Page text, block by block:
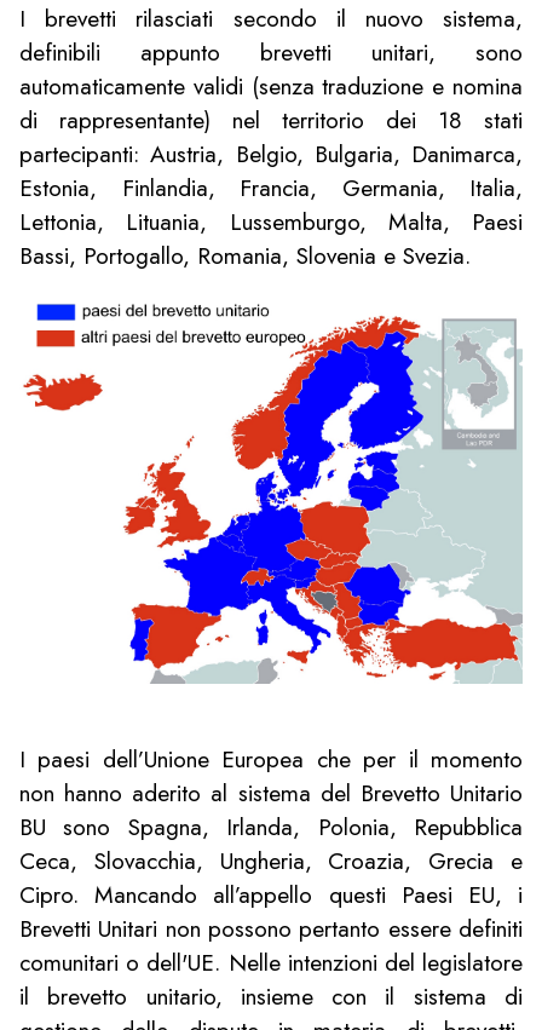
I brevetti rilasciati secondo il nuovo sistema,
definibili appunto brevetti unitari, sono
automaticamente validi (senza traduzione e nomina
di rappresentante) nel territorio dei 18 stati
partecipanti: Austria, Belgio, Bulgaria, Danimarca,
Estonia, Finlandia, Francia, Germania, Italia,
Lettonia, Lituania, Lussemburgo, Malta, Paesi
Bassi, Portogallo, Romania, Slovenia e Svezia.
I paesi dell’Unione Europea che per il momento
non hanno aderito al sistema del Brevetto Unitario
BU sono Spagna, Irlanda, Polonia, Repubblica
Ceca, Slovacchia, Ungheria, Croazia, Grecia e
Cipro. Mancando all’appello questi Paesi EU, i
Brevetti Unitari non possono pertanto essere definiti
comunitari o dell'UE. Nelle intenzioni del legislatore
il brevetto unitario, insieme con il sistema di